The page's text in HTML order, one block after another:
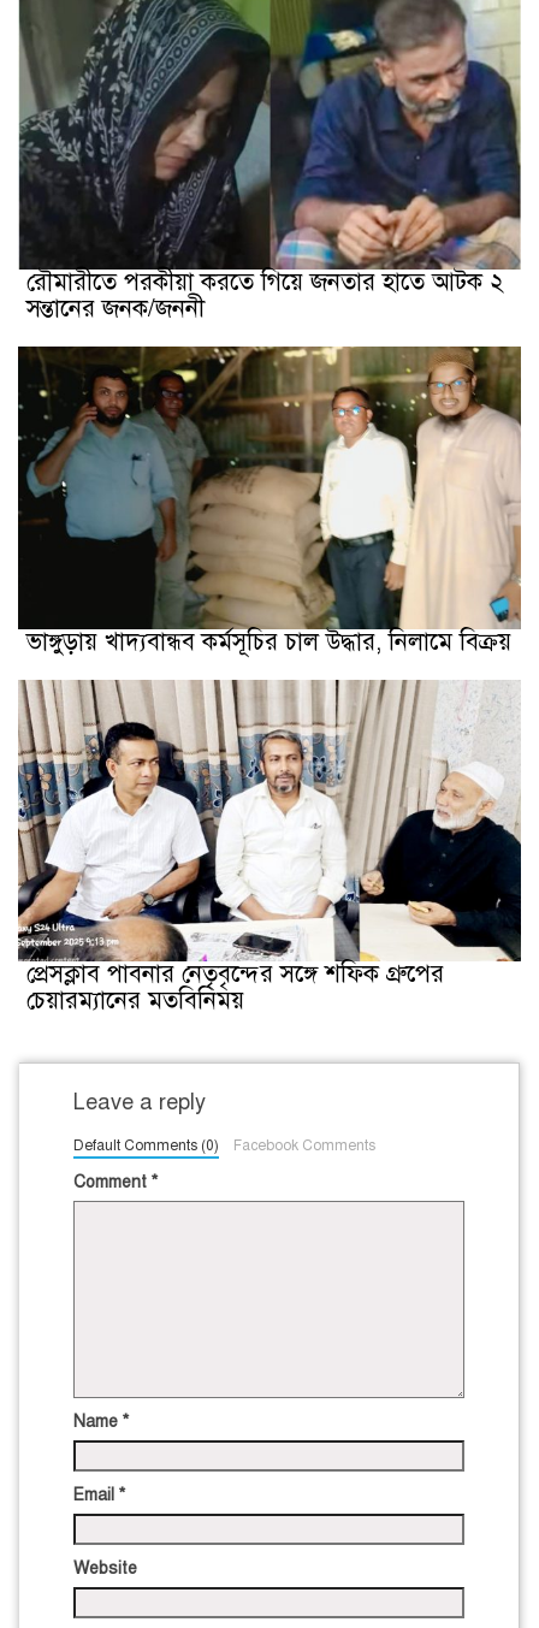
রৌমারীতে পরকীয়া করতে গিয়ে জনতার হাতে আটক ২
সন্তানের জনক/জননী
ভাঙ্গুড়ায় খাদ্যবান্ধব কর্মসূচির চাল উদ্ধার, নিলামে বিক্রয়
প্রেসক্লাব পাবনার নেতৃবৃন্দের সঙ্গে শফিক গ্রুপের
চেয়ারম্যানের মতবিনিময়
Leave a reply
Default Comments (0) Facebook Comments
Comment *
Name *
Email *
Website